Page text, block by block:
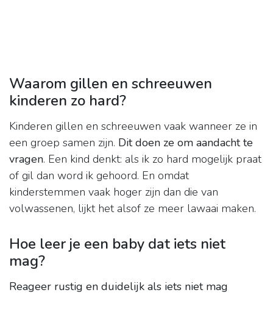
Waarom gillen en schreeuwen
kinderen zo hard?
Kinderen gillen en schreeuwen vaak wanneer ze in
een groep samen zijn. Dit doen ze om aandacht te
vragen. Een kind denkt: als ik zo hard mogelijk praat
of gil dan word ik gehoord. En omdat
kinderstemmen vaak hoger zijn dan die van
volwassenen, lijkt het alsof ze meer lawaai maken.
Hoe leer je een baby dat iets niet
mag?
Reageer rustig en duidelijk als iets niet mag